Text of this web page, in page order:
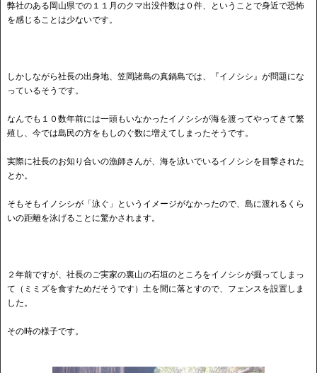
弊社のある岡山県での１１月のクマ出没件数は０件、ということで身近で恐怖
を感じることは少ないです。
しかしながら社長の出身地、笠岡諸島の真鍋島では、『イノシシ』が問題にな
っているそうです。
なんでも１０数年前には一頭もいなかったイノシシが海を渡ってやってきて繁
殖し、今では島民の方をもしのぐ数に増えてしまったそうです。
実際に社長のお知り合いの漁師さんが、海を泳いでいるイノシシを目撃された
とか。
そもそもイノシシが「泳ぐ」というイメージがなかったので、島に渡れるくら
いの距離を泳げることに驚かされます。
２年前ですが、社長のご実家の裏山の石垣のところをイノシシが掘ってしまっ
て（ミミズを食すためだそうです）土を間に落とすので、フェンスを設置しま
した。
その時の様子です。